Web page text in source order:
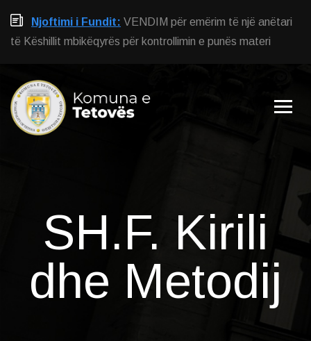
Njoftimi i Fundit: VENDIM për emërim të një anëtari
të Këshillit mbikëqyrës për kontrollimin e punës materi
SH.F. Kirili
dhe Metodij